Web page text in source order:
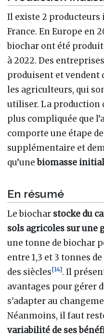
Il existe 2
France. En Europe en
biochar ont été
à 2022. Des
produisent et vendent
les agriculteurs, qui
utiliser. La production
plus compliquée que
comporte une étape
supplémentaire et
qu’unebiomasse
En résumé
Le biochar stocke du
sols agricoles sur une
une tonne de biochar
entre 1,3 et 3 tonnes
des siècles[14]. Il
avantages pour gérer
s'adapter au
Néanmoins, il faut
variabilité de ses